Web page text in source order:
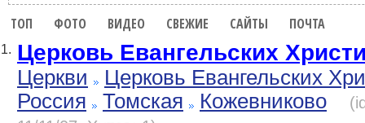
ТОП ФОТО ВИДЕО СВЕЖИЕ САЙТЫ ПОЧТА
1. Церковь Евангельских
Церкви
Церковь Евангельских
Россия
Томская Кожевниково